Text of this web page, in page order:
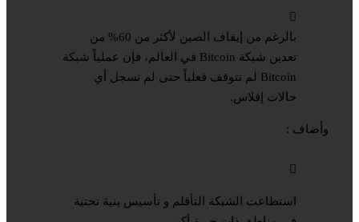
بالرغم من إيقاف الصين لأكثر من 60% من
تعدين شبكة Bitcoin في العالم، فإن عملياً شبكة
Bitcoin لم تتوقف فعلياً حتى لم تسجل أي
حالات إفلاس.
وأضاف :
استطاعت الشبكة التأقلم و تأسيس بنية تحتية